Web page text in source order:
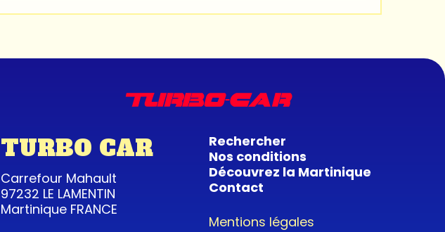
TURBO CAR
Carrefour Mahault
97232 LE LAMENTIN
Martinique FRANCE
Rechercher
Nos conditions
Découvrez la Martinique
Contact
Mentions légales